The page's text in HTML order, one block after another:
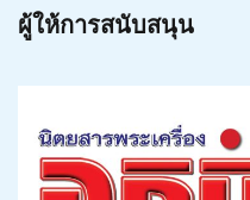
ผู้ให้การสนับสนุน